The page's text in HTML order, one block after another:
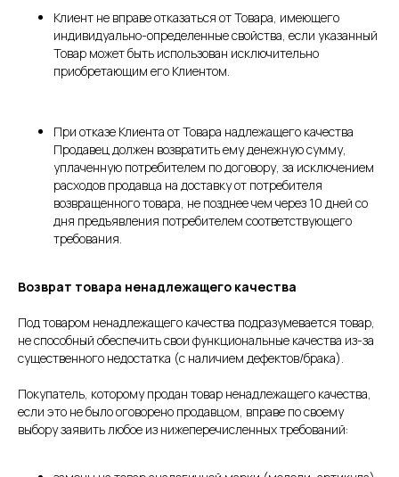
Клиент не вправе отказаться от Товара, имеющего
индивидуально-определенные свойства, если указанный
Товар может быть использован исключительно
приобретающим его Клиентом.
При отказе Клиента от Товара надлежащего качества
Продавец должен возвратить ему денежную сумму,
уплаченную потребителем по договору, за исключением
расходов продавца на доставку от потребителя
возвращенного товара, не позднее чем через 10 дней со
дня предъявления потребителем соответствующего
требования.
Возврат товара ненадлежащего качества
Под товаром ненадлежащего качества подразумевается товар,
не способный обеспечить свои функциональные качества из-за
существенного недостатка (с наличием дефектов/брака).
Покупатель, которому продан товар ненадлежащего качества,
если это не было оговорено продавцом, вправе по своему
выбору заявить любое из нижеперечисленных требований: